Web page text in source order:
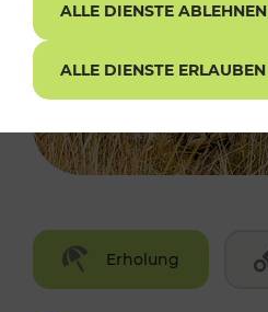
Erholung
ALLE DIENSTE ABLEHNEN
ALLE DIENSTE ERLAUBEN